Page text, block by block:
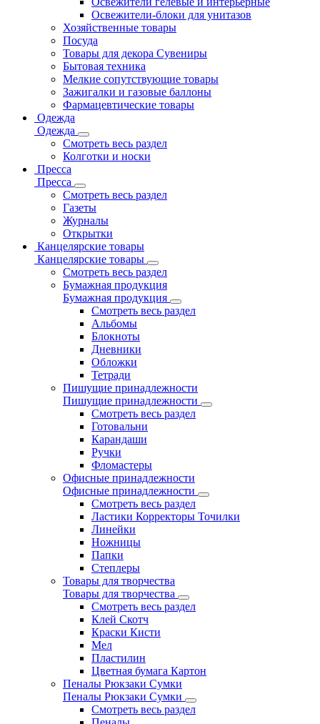
Освежители-блоки для унитазов
Хозяйственные товары
Посуда
Товары для декора Сувениры
Бытовая техника
Мелкие сопутствующие товары
Зажигалки и газовые баллоны
Фармацевтические товары
Одежда
Одежда
Смотреть весь раздел
Колготки и носки
Пресса
Пресса
Смотреть весь раздел
Газеты
Журналы
Открытки
Канцелярские товары
Канцелярские товары
Смотреть весь раздел
Бумажная продукция
Бумажная продукция
Смотреть весь раздел
Альбомы
Блокноты
Дневники
Обложки
Тетради
Пишущие принадлежности
Пишущие принадлежности
Смотреть весь раздел
Готовальни
Карандаши
Ручки
Фломастеры
Офисные принадлежности
Офисные принадлежности
Смотреть весь раздел
Ластики Корректоры Точилки
Линейки
Ножницы
Папки
Степлеры
Товары для творчества
Товары для творчества
Смотреть весь раздел
Клей Скотч
Краски Кисти
Мел
Пластилин
Цветная бумага Картон
Пеналы Рюкзаки Сумки
Пеналы Рюкзаки Сумки
Смотреть весь раздел